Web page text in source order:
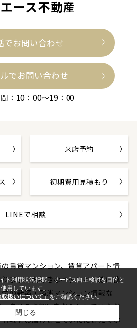
ース不動産
でお問い合わせ
でお問い合わせ
：10：00～19：00
来店予約
初期費用見積もり
LINEで相談
賃貸マンション、賃貸アパート情
ます。大好きなペットと一緒に暮
の新築・築浅マンション情報な
タリのお部屋をお探ししていただ
報をお届けさせていただきたくホ
ト利用状況把握、サービス向上検討を目的と
用しています。
扱いについて」をご確認ください。
閉じる